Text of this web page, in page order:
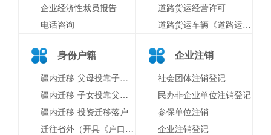
企业经济性裁员报告
电话咨询
道路货运经营许可
道路货运车辆《道路运输证》配发
身份户籍
疆内迁移-父母投靠子女户口迁移
疆内迁移-子女投靠父母户口迁移
疆内迁移-投资迁移落户
迁往省外（开具《户口迁移证》）
企业注销
社会团体注销登记
民办非企业单位注销登记
参保单位注销
企业注销登记